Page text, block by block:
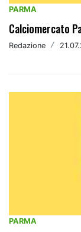
PARMA
Calciomercato
Redazione /
PARMA